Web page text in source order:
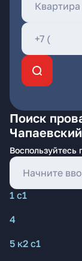
Поиск
1 с1
4
5 к2 с1